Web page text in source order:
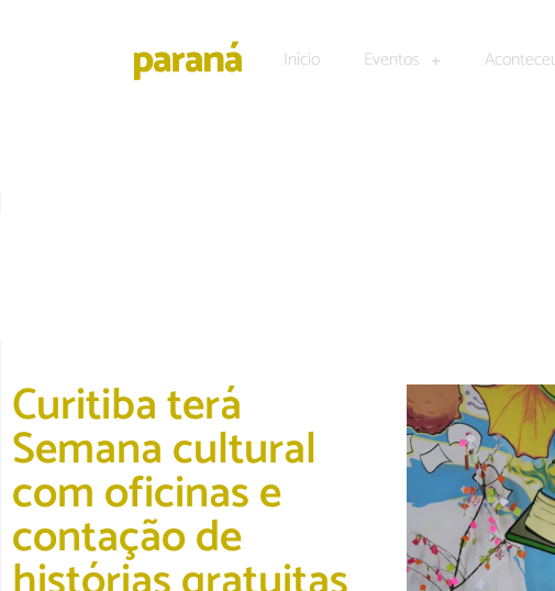
Início Eventos
Curitiba terá
Semana cultural
com oficinas e
contação de